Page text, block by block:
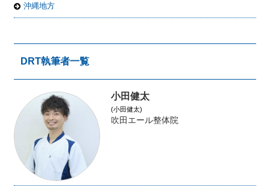
沖縄地方
DRT執筆者一覧
小田健太
(小田健太)
吹田エール整体院